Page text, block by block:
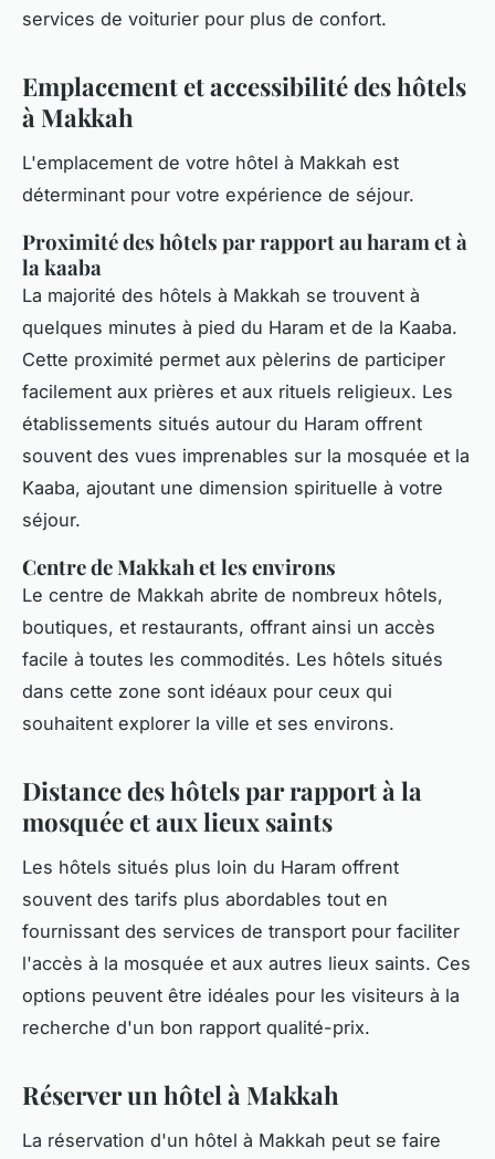
services de voiturier pour plus de confort.
Emplacement et accessibilité des hôtels
à Makkah
L'emplacement de votre hôtel à Makkah est
déterminant pour votre expérience de séjour.
Proximité des hôtels par rapport au haram et à
la kaaba
La majorité des hôtels à Makkah se trouvent à
quelques minutes à pied du Haram et de la Kaaba.
Cette proximité permet aux pèlerins de participer
facilement aux prières et aux rituels religieux. Les
établissements situés autour du Haram offrent
souvent des vues imprenables sur la mosquée et la
Kaaba, ajoutant une dimension spirituelle à votre
séjour.
Centre de Makkah et les environs
Le centre de Makkah abrite de nombreux hôtels,
boutiques, et restaurants, offrant ainsi un accès
facile à toutes les commodités. Les hôtels situés
dans cette zone sont idéaux pour ceux qui
souhaitent explorer la ville et ses environs.
Distance des hôtels par rapport à la
mosquée et aux lieux saints
Les hôtels situés plus loin du Haram offrent
souvent des tarifs plus abordables tout en
fournissant des services de transport pour faciliter
l'accès à la mosquée et aux autres lieux saints. Ces
options peuvent être idéales pour les visiteurs à la
recherche d'un bon rapport qualité-prix.
Réserver un hôtel à Makkah
La réservation d'un hôtel à Makkah peut se faire